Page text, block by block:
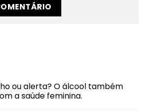
ou alerta? O álcool também
a saúde feminina.